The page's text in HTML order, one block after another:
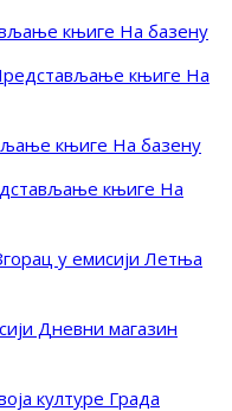
књиге На базену
књиге На
књиге На базену
књиге На
у емисији Летња
Дневни магазин
културе Града